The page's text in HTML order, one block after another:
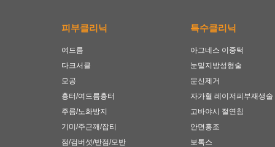
피부클리닉
여드름
다크서클
모공
흉터/여드름흉터
주름/노화방지
기미/주근깨/잡티
점/검버섯/반점/모반
특수클리닉
아그네스 이중턱
눈밑지방성형술
문신제거
자가혈 레이저피부재생술
고바야시 절연침
안면홍조
보톡스